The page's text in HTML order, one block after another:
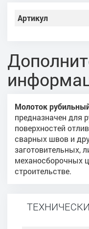
Артикул
Молоток
предназначен для
поверхностей
сварных швов и
заготовительных,
механосборочных
строительстве.